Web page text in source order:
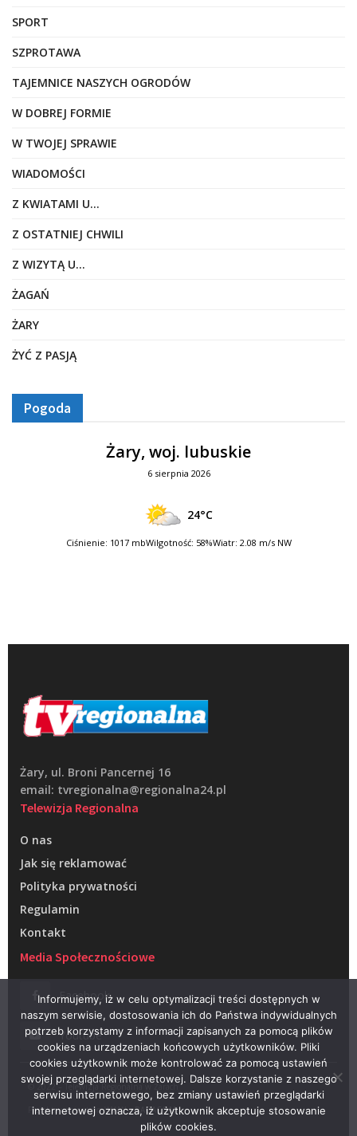
SPORT
SZPROTAWA
TAJEMNICE NASZYCH OGRODÓW
W DOBREJ FORMIE
W TWOJEJ SPRAWIE
WIADOMOŚCI
Z KWIATAMI U…
Z OSTATNIEJ CHWILI
Z WIZYTĄ U…
ŻAGAŃ
ŻARY
ŻYĆ Z PASJĄ
Pogoda
Żary, woj. lubuskie
6 sierpnia 2026
24°C
Ciśnienie: 1017 mbWilgotność: 58%Wiatr: 2.08 m/s NW
Żary, ul. Broni Pancernej 16
email: tvregionalna@regionalna24.pl
Telewizja Regionalna
O nas
Jak się reklamować
Polityka prywatności
Regulamin
Kontakt
Media Społecznościowe
Facebook
Youtube
© 2022 – Telewizja Regionalna w Żarach
Projektowanie stron WWW –RAGACOM
Informujemy, iż w celu optymalizacji treści dostępnych w
naszym serwisie, dostosowania ich do Państwa indywidualnych
potrzeb korzystamy z informacji zapisanych za pomocą plików
cookies na urządzeniach końcowych użytkowników. Pliki
cookies użytkownik może kontrolować za pomocą ustawień
swojej przeglądarki internetowej. Dalsze korzystanie z naszego
serwisu internetowego, bez zmiany ustawień przeglądarki
internetowej oznacza, iż użytkownik akceptuje stosowanie
plików cookies.